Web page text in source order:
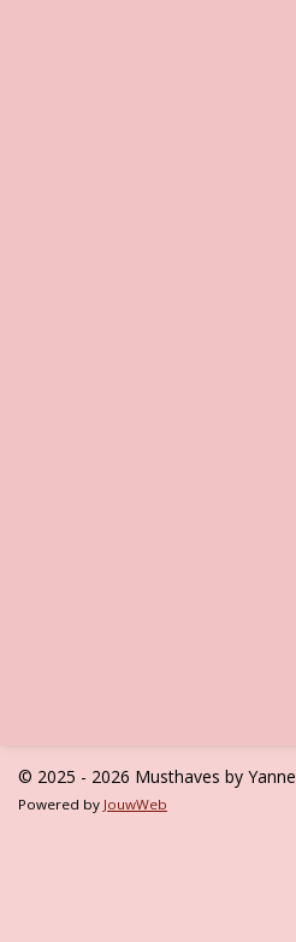
© 2025 - 2026 Musthaves by Yanne
Powered by JouwWeb